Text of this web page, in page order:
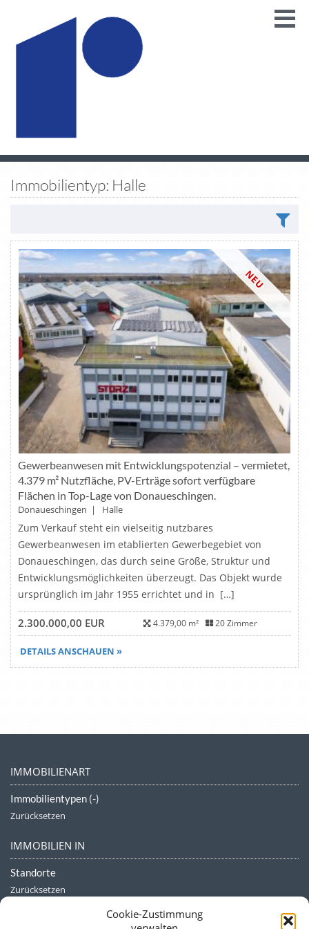
Cookie-Zustimmung
Immobilientyp: Halle
NEU
Gewerbeanwesen mit Entwicklungspotenzial – vermietet,
4.379 m² Nutzfläche, PV-Erträge sofort verfügbare
Flächen in Top-Lage von Donaueschingen.
Donaueschingen | Halle
Zum Verkauf steht ein vielseitig nutzbares
Gewerbeanwesen im etablierten Gewerbegebiet von
Donaueschingen, das durch seine Größe, Struktur und
Entwicklungsmöglichkeiten überzeugt. Das Objekt wurde
ursprünglich im Jahr 1955 errichtet und in […]
2.300.000,00 EUR 4.379,00 m² 20 Zimmer
DETAILS ANSCHAUEN »
IMMOBILIENART
Immobilientypen (-)
Zurücksetzen
IMMOBILIEN IN
Standorte
Zurücksetzen